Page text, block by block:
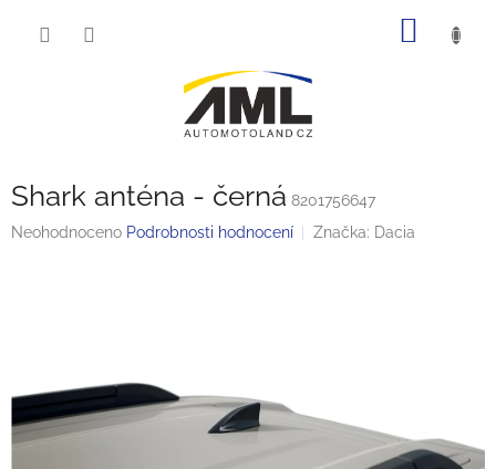
Shark anténa - černá 8201756647
Průměrné
Neohodnoceno Podrobnosti hodnocení Značka: Dacia